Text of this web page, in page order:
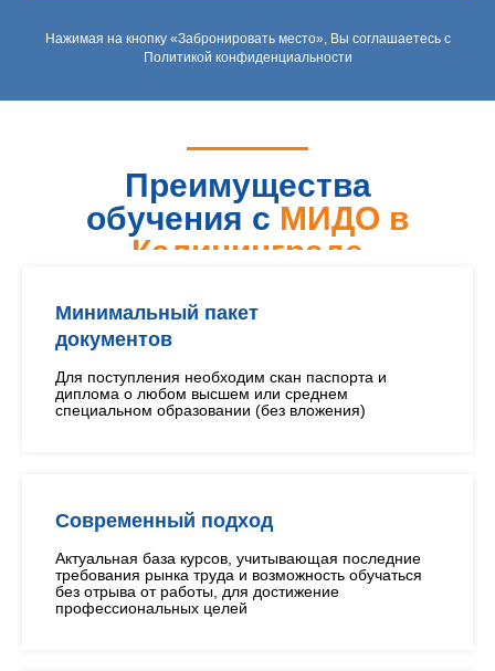
Нажимая на кнопку «Забронировать место», Вы соглашаетесь с
Политикой конфиденциальности
Преимущества
обучения с МИДО в
Калининграде
Минимальный пакет
документов
Для поступления необходим скан паспорта и
диплома о любом высшем или среднем
специальном образовании (без вложения)
Современный подход
Актуальная база курсов, учитывающая последние
требования рынка труда и возможность обучаться
без отрыва от работы, для достижение
профессиональных целей